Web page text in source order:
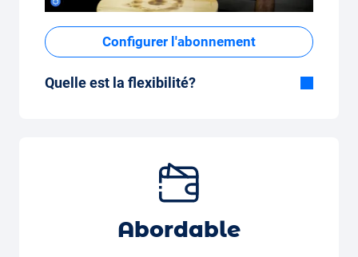
Configurer l'abonnement
Quelle est la flexibilité?
pendant quelques mois ou plusieurs années.
Forfait kilométrique mensuel flexible
mois (350 kilomètres) ou beaucoup de
Abordable